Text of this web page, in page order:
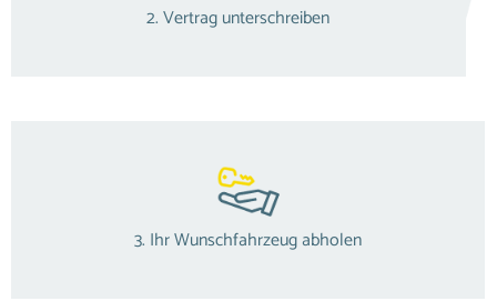
2. Vertrag unterschreiben
3. Ihr Wunschfahrzeug abholen